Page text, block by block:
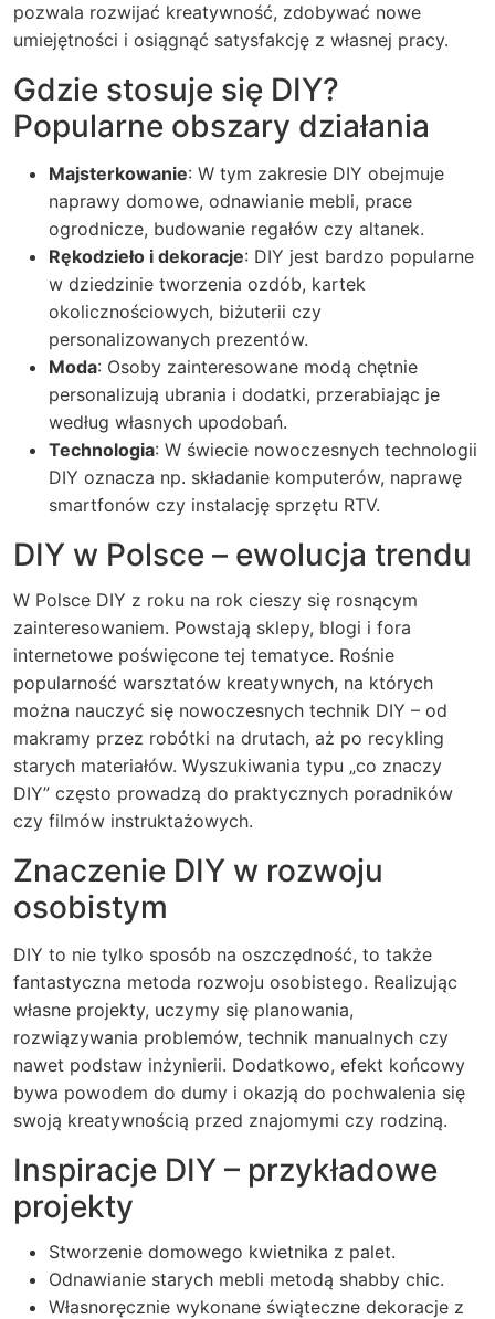
pozwala rozwijać kreatywność, zdobywać nowe
umiejętności i osiągnąć satysfakcję z własnej pracy.
Gdzie stosuje się DIY?
Popularne obszary działania
Majsterkowanie: W tym zakresie DIY obejmuje
naprawy domowe, odnawianie mebli, prace
ogrodnicze, budowanie regałów czy altanek.
Rękodzieło i dekoracje: DIY jest bardzo popularne
w dziedzinie tworzenia ozdób, kartek
okolicznościowych, biżuterii czy
personalizowanych prezentów.
Moda: Osoby zainteresowane modą chętnie
personalizują ubrania i dodatki, przerabiając je
według własnych upodobań.
Technologia: W świecie nowoczesnych technologii
DIY oznacza np. składanie komputerów, naprawę
smartfonów czy instalację sprzętu RTV.
DIY w Polsce – ewolucja trendu
W Polsce DIY z roku na rok cieszy się rosnącym
zainteresowaniem. Powstają sklepy, blogi i fora
internetowe poświęcone tej tematyce. Rośnie
popularność warsztatów kreatywnych, na których
można nauczyć się nowoczesnych technik DIY – od
makramy przez robótki na drutach, aż po recykling
starych materiałów. Wyszukiwania typu „co znaczy
DIY” często prowadzą do praktycznych poradników
czy filmów instruktażowych.
Znaczenie DIY w rozwoju
osobistym
DIY to nie tylko sposób na oszczędność, to także
fantastyczna metoda rozwoju osobistego. Realizując
własne projekty, uczymy się planowania,
rozwiązywania problemów, technik manualnych czy
nawet podstaw inżynierii. Dodatkowo, efekt końcowy
bywa powodem do dumy i okazją do pochwalenia się
swoją kreatywnością przed znajomymi czy rodziną.
Inspiracje DIY – przykładowe
projekty
Stworzenie domowego kwietnika z palet.
Odnawianie starych mebli metodą shabby chic.
Własnoręcznie wykonane świąteczne dekoracje z